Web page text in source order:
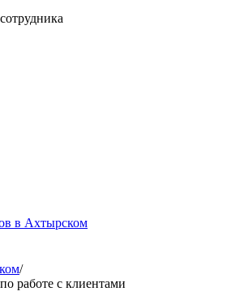
в Ахтырском
/
работе с клиентами